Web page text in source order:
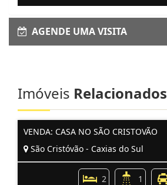
AGENDE UMA VISITA
Imóveis Relacionados
VENDA: CASA NO SÃO CRISTOVÃO
São Cristóvão - Caxias do Sul
2 1